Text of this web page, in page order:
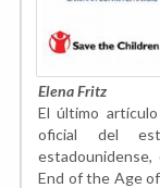
Elena Fritz
El último
oficial del
End of the Age of